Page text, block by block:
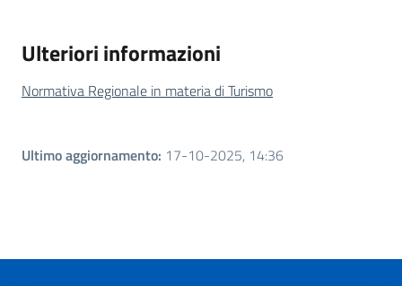
Ulteriori informazioni
Normativa Regionale in materia di Turismo
Ultimo aggiornamento: 17-10-2025, 14:36